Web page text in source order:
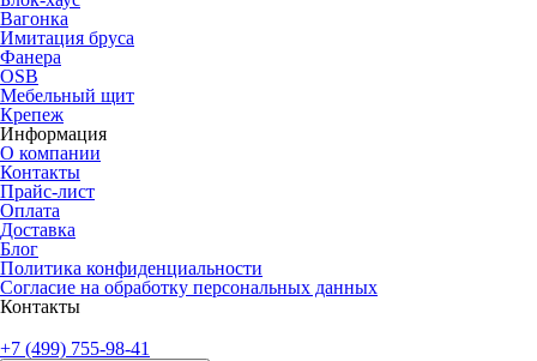
Вагонка
Имитация бруса
Фанера
OSB
Мебельный щит
Крепеж
Информация
О компании
Контакты
Прайс-лист
Оплата
Доставка
Блог
Политика конфиденциальности
Согласие на обработку персональных данных
Контакты
+7 (499) 755-98-41